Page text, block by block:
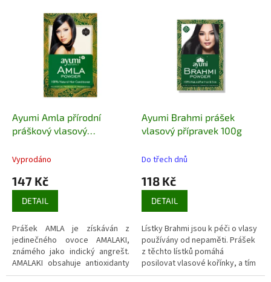
Ayumi Amla přírodní
práškový vlasový
Vyprodáno
147 Kč
DETAIL
Prášek AMLA je získáván z
jedinečného ovoce AMALAKI,
známého jako indický angrešt.
AMALAKI obsahuje antioxidanty
a obrovské množství vitaminu C.
Ayumi Brahmi prášek
vlasový přípravek 100g
Do třech dnů
118 Kč
DETAIL
Lístky Brahmi jsou k péči o vlasy
používány od nepaměti. Prášek
z těchto lístků pomáhá
posilovat vlasové kořínky, a tím
také napomáhá omezení